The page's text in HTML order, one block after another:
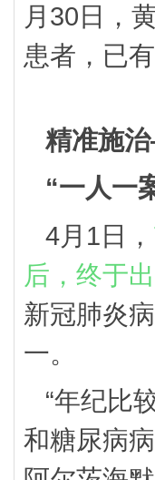
月30日，
患者，已
精准施
“一人一
4月1日，
后，终于出
新冠肺炎
一。
“年纪比
和糖尿病